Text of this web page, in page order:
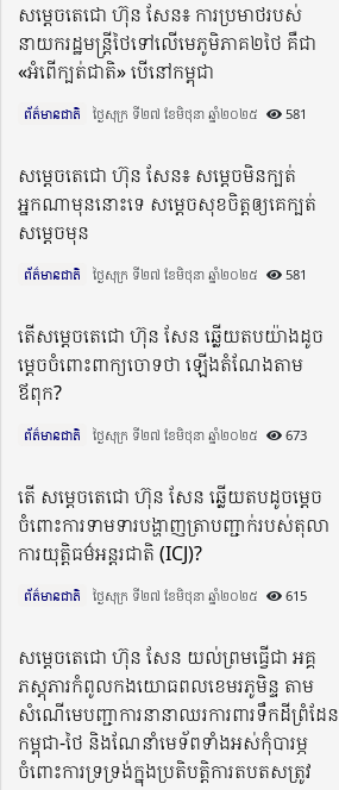
សម្តេចតេជោ ហ៊ុន សែន៖ ការប្រមាថរបស់
នាយករដ្ឋមន្រ្តីថៃទៅលើមេភូមិភាគ២ថៃ គឺជា
«អំពើក្បត់ជាតិ» បើនៅកម្ពុជា
ព័ត៌មានជាតិ ថ្ងៃសុក្រ ទី២៧ ខែមិថុនា ឆ្នាំ២០២៥​ 581
សម្តេចតេជោ ហ៊ុន សែន៖ សម្តេចមិនក្បត់
អ្នកណាមុននោះទេ សម្ដេចសុខចិត្តឲ្យគេក្បត់
សម្ដេចមុន
ព័ត៌មានជាតិ ថ្ងៃសុក្រ ទី២៧ ខែមិថុនា ឆ្នាំ២០២៥​ 581
តើសម្តេចតេជោ ហ៊ុន សែន ឆ្លើយតបយ៉ាងដូច
ម្តេចចំពោះពាក្យចោទថា ឡើងតំណែងតាម
ឪពុក?
ព័ត៌មានជាតិ ថ្ងៃសុក្រ ទី២៧ ខែមិថុនា ឆ្នាំ២០២៥​ 673
តើ សម្តេចតេជោ ហ៊ុន សែន ឆ្លើយតបដូចម្តេច
ចំពោះការទាមទារបង្ហាញត្រាបញ្ជាក់របស់តុលា
ការយុត្តិធម៌អន្តរជាតិ (ICJ)?
ព័ត៌មានជាតិ ថ្ងៃសុក្រ ទី២៧ ខែមិថុនា ឆ្នាំ២០២៥​ 615
សម្តេចតេជោ ហ៊ុន សែន យល់ព្រមធ្វើជា អគ្គ
ភស្តុភារកំពូលកងយោធពលខេមរភូមិន្ទ តាម
សំណើមេបញ្ជាការនានាឈរការពារទឹកដីព្រំដែន
កម្ពុជា-ថៃ និងណែនាំមេទ័ពទាំងអស់កុំបារម្ភ
ចំពោះការទ្រទ្រង់ក្នុងប្រតិបត្តិការតបតសត្រូវ